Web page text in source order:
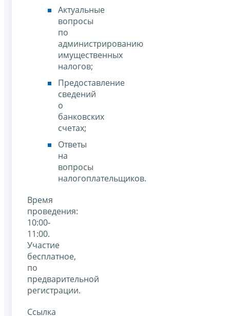
Актуальные
вопросы
по
администрированию
имущественных
налогов;
Предоставление
сведений
о
банковских
счетах;
Ответы
на
вопросы
налогоплательщиков.
Время
проведения:
10:00-
11:00.
Участие
бесплатное,
по
предварительной
регистрации.
Ссылка